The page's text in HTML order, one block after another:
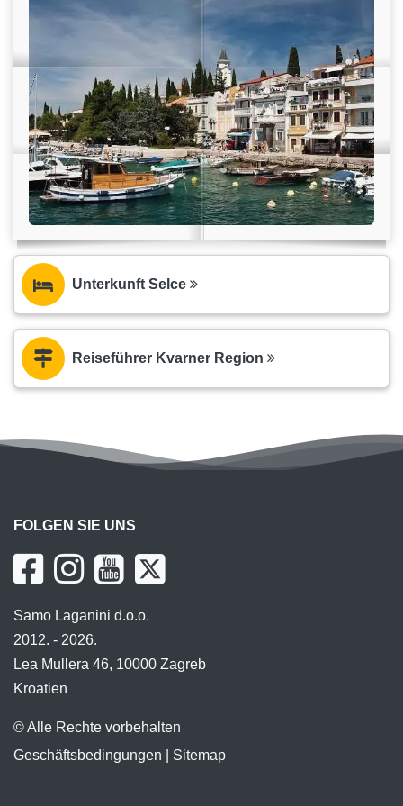
Unterkunft Selce
Reiseführer Kvarner Region
FOLGEN SIE UNS
Samo Laganini d.o.o.
2012. - 2026.
Lea Mullera 46, 10000 Zagreb
Kroatien
© Alle Rechte vorbehalten
Geschäftsbedingungen
Sitemap